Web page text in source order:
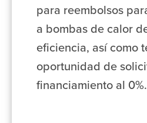
para reembolsos
a bombas de calor
eficiencia, así como
oportunidad de
financiamiento al 0%.